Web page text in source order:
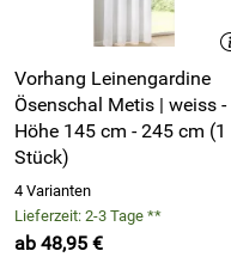
Vorhang Leinengardine
Ösenschal Metis | weiss -
Höhe 145 cm - 245 cm (1
Stück)
4 Varianten
Lieferzeit: 2-3 Tage **
ab 48,95 €